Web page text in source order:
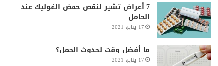
7 أعراض تشير لنقص حمض الفوليك عند
الحامل
17 يناير، 2021
ما أفضل وقت لحدوث الحمل؟
17 يناير، 2021